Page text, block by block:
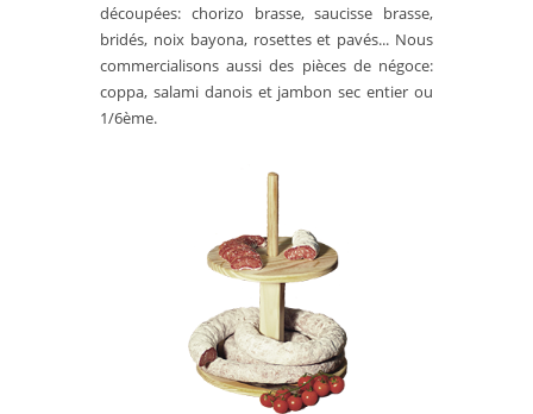
découpées: chorizo brasse, saucisse brasse,
bridés, noix bayona, rosettes et pavés... Nous
commercialisons aussi des pièces de négoce:
coppa, salami danois et jambon sec entier ou
1/6ème.